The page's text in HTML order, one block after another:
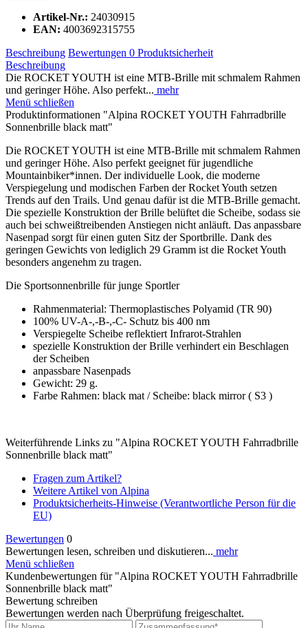
Artikel-Nr.: 24030915
EAN: 4003692315755
Beschreibung Bewertungen 0 Produktsicherheit
Beschreibung
Die ROCKET YOUTH ist eine MTB-Brille mit schmalem Rahmen
und geringer Höhe. Also perfekt... mehr
Menü schließen
Produktinformationen "Alpina ROCKET YOUTH Fahrradbrille
Sonnenbrille black matt"
Die ROCKET YOUTH ist eine MTB-Brille mit schmalem Rahmen
und geringer Höhe. Also perfekt geeignet für jugendliche
Mountainbiker*innen. Der individuelle Look, die moderne
Verspiegelung und modischen Farben der Rocket Youth setzen
Trends auf den Trails. Und genau dafür ist die MTB-Brille gemacht.
Die spezielle Konstruktion der Brille belüftet die Scheibe, sodass sie
auch bei schweißtreibenden Anstiegen nicht anläuft. Das anpassbare
Nasenpad sorgt für einen guten Sitz der Sportbrille. Dank des
geringen Gewichts von lediglich 29 Gramm ist die Rocket Youth
besonders angenehm zu tragen.
Die Sportsonnenbrille für junge Sportler
Rahmenmaterial: Thermoplastisches Polyamid (TR 90)
100% UV-A-,-B-,-C- Schutz bis 400 nm
Verspiegelte Scheibe reflektiert Infrarot-Strahlen
spezielle Konstruktion der Brille verhindert ein Beschlagen
der Scheiben
anpassbare Nasenpads
Gewicht: 29 g.
Farbe Rahmen: black mat / Scheibe: black mirror ( S3 )
Weiterführende Links zu "Alpina ROCKET YOUTH Fahrradbrille
Sonnenbrille black matt"
Fragen zum Artikel?
Weitere Artikel von Alpina
Produktsicherheits-Hinweise (Verantwortliche Person für die
EU)
Bewertungen 0
Bewertungen lesen, schreiben und diskutieren... mehr
Menü schließen
Kundenbewertungen für "Alpina ROCKET YOUTH Fahrradbrille
Sonnenbrille black matt"
Bewertung schreiben
Bewertungen werden nach Überprüfung freigeschaltet.